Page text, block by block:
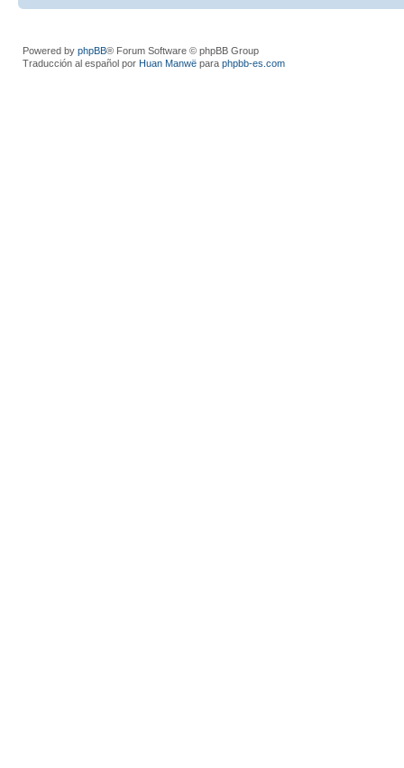
Powered by phpBB® Forum Software © phpBB Group
Traducción al español por Huan Manwë para phpbb-es.com